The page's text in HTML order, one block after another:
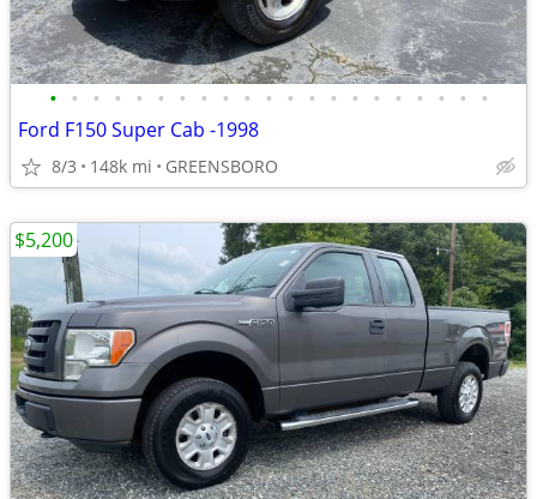
• • • • • • • • • • • • • • • • • • • • •
Ford F150 Super Cab -1998
8/3 148k mi GREENSBORO
$5,200